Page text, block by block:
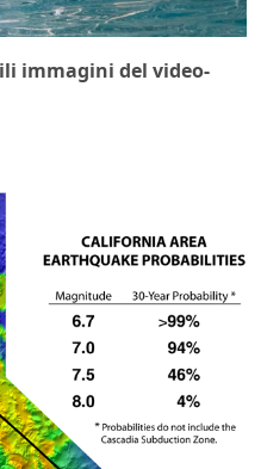
immagini del video-